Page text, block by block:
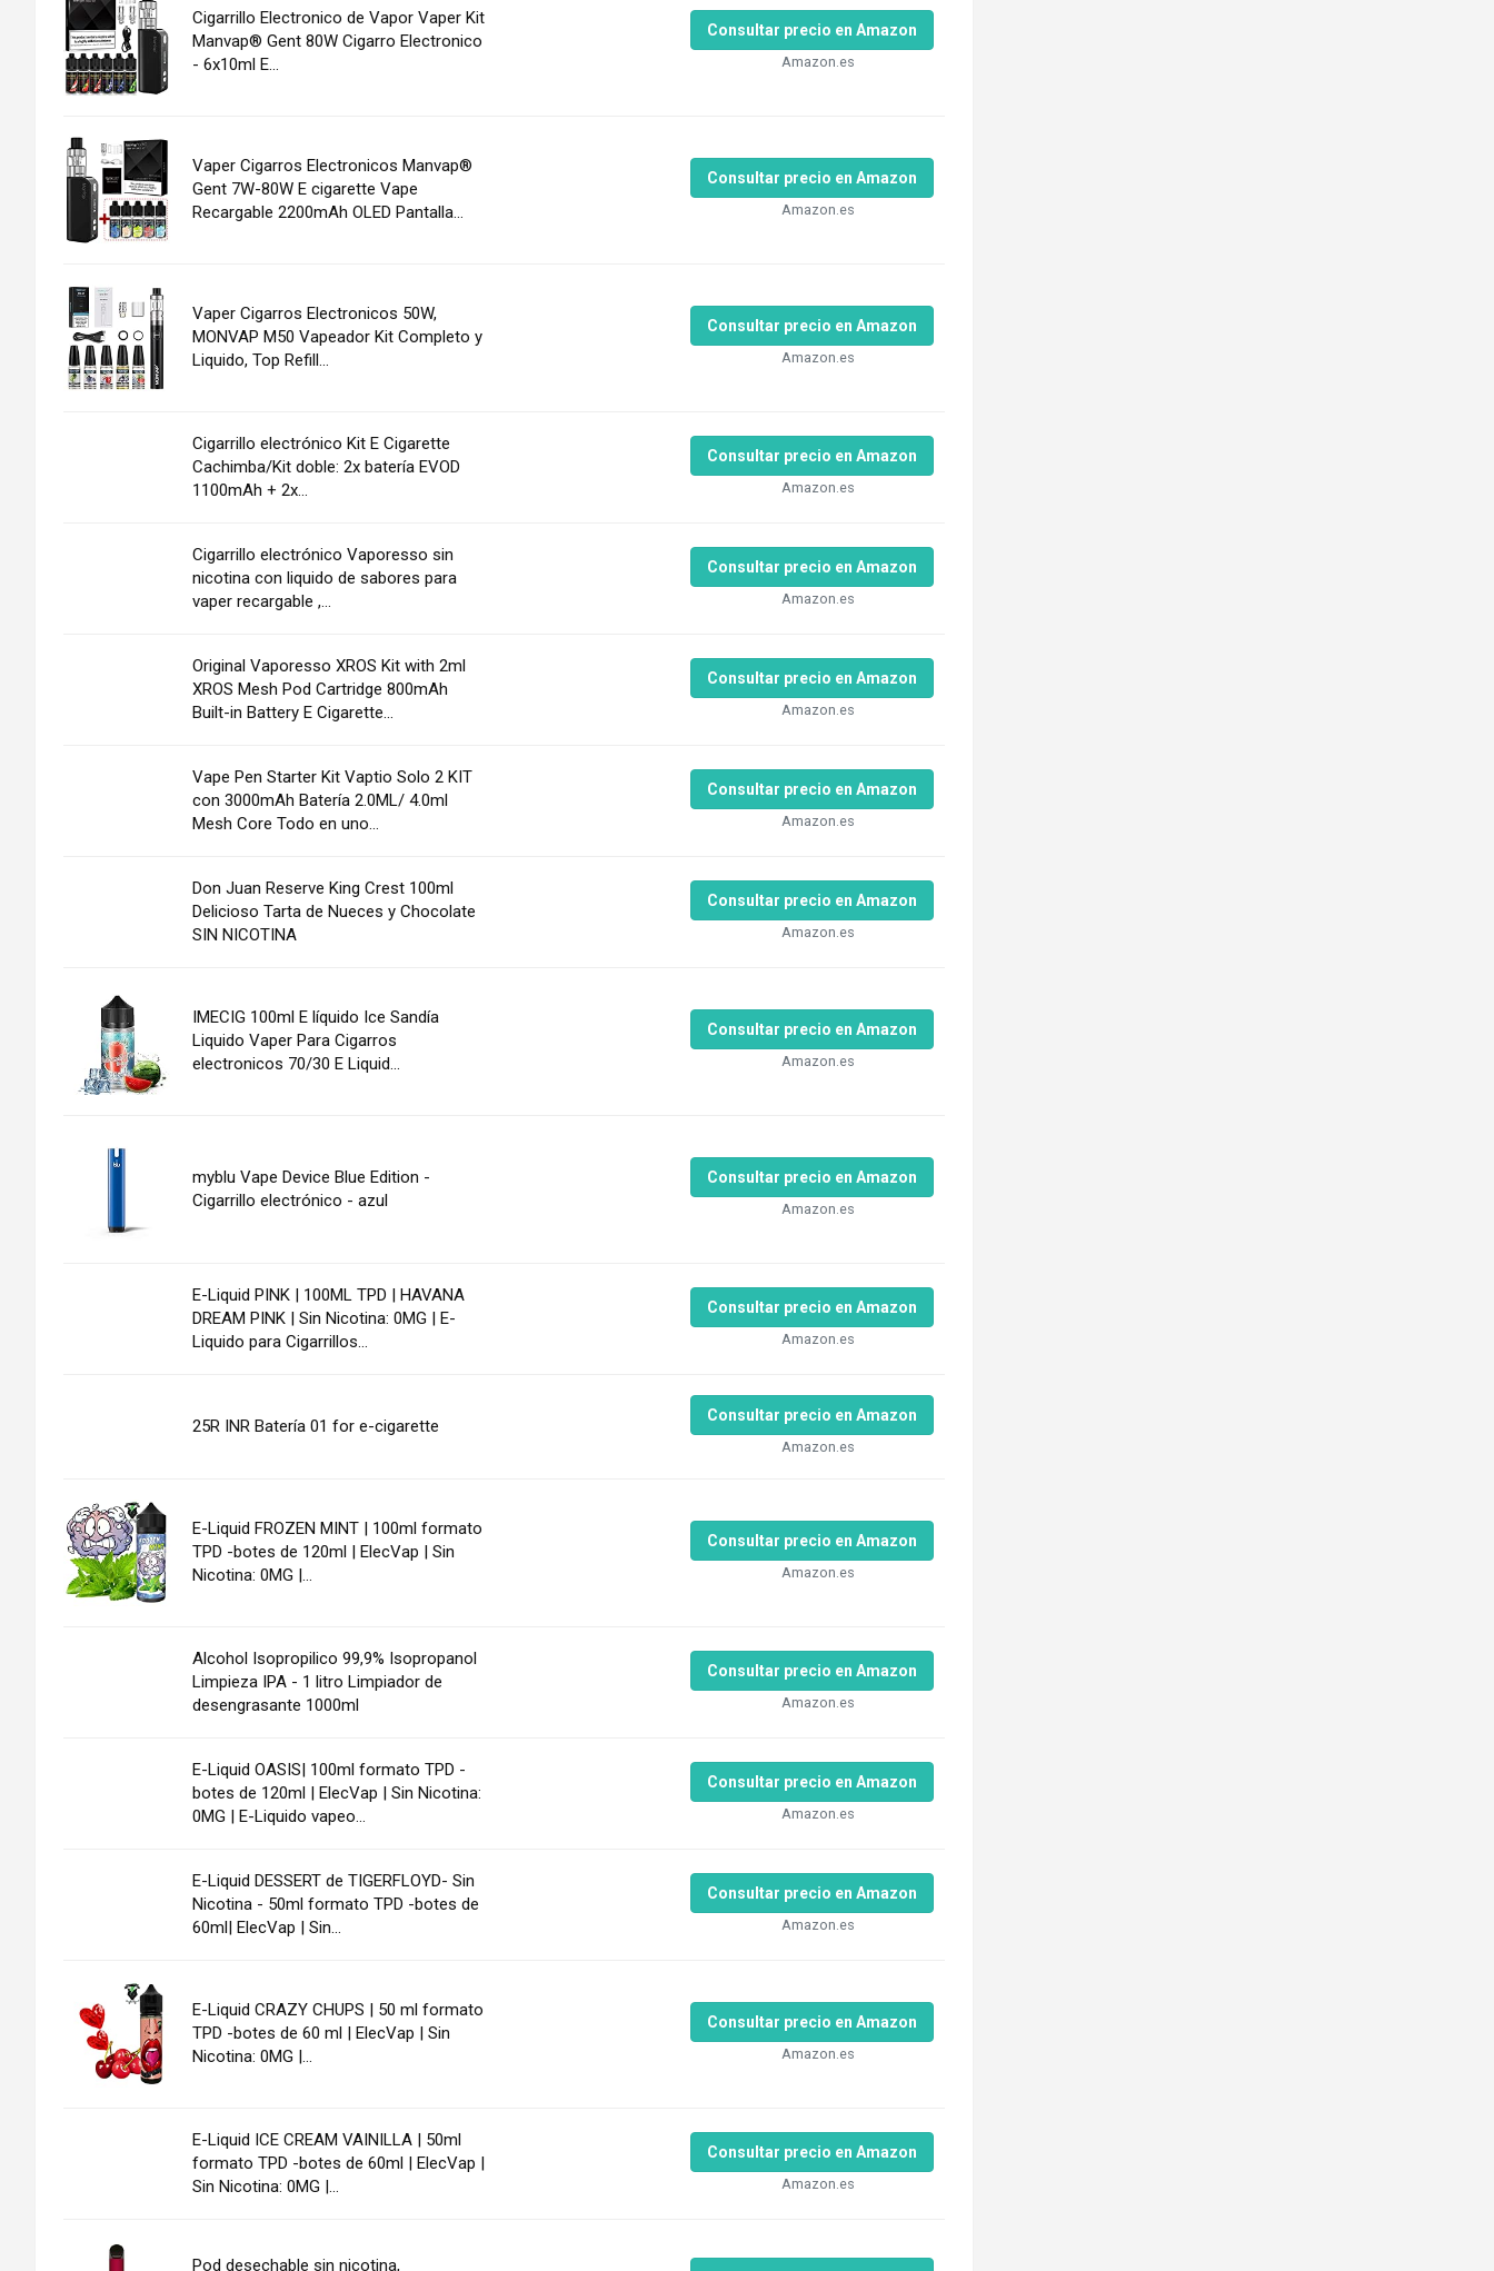
Cigarrillo Electronico de Vapor Vaper Kit
Manvap® Gent 80W Cigarro Electronico
- 6x10ml E...
Consultar precio en Amazon
Amazon.es
Vaper Cigarros Electronicos Manvap®
Gent 7W-80W E cigarette Vape
Recargable 2200mAh OLED Pantalla...
Consultar precio en Amazon
Amazon.es
Vaper Cigarros Electronicos 50W,
MONVAP M50 Vapeador Kit Completo y
Liquido, Top Refill...
Consultar precio en Amazon
Amazon.es
Cigarrillo electrónico Kit E Cigarette
Cachimba/Kit doble: 2x batería EVOD
1100mAh + 2x...
Consultar precio en Amazon
Amazon.es
Cigarrillo electrónico Vaporesso sin
nicotina con liquido de sabores para
vaper recargable ,...
Consultar precio en Amazon
Amazon.es
Original Vaporesso XROS Kit with 2ml
XROS Mesh Pod Cartridge 800mAh
Built-in Battery E Cigarette...
Consultar precio en Amazon
Amazon.es
Vape Pen Starter Kit Vaptio Solo 2 KIT
con 3000mAh Batería 2.0ML/ 4.0ml
Mesh Core Todo en uno...
Consultar precio en Amazon
Amazon.es
Don Juan Reserve King Crest 100ml
Delicioso Tarta de Nueces y Chocolate
SIN NICOTINA
Consultar precio en Amazon
Amazon.es
IMECIG 100ml E líquido Ice Sandía
Liquido Vaper Para Cigarros
electronicos 70/30 E Liquid...
Consultar precio en Amazon
Amazon.es
myblu Vape Device Blue Edition -
Cigarrillo electrónico - azul
Consultar precio en Amazon
Amazon.es
E-Liquid PINK | 100ML TPD | HAVANA
DREAM PINK | Sin Nicotina: 0MG | E-
Liquido para Cigarrillos...
Consultar precio en Amazon
Amazon.es
25R INR Batería 01 for e-cigarette
Consultar precio en Amazon
Amazon.es
E-Liquid FROZEN MINT | 100ml formato
TPD -botes de 120ml | ElecVap | Sin
Nicotina: 0MG |...
Consultar precio en Amazon
Amazon.es
Alcohol Isopropilico 99,9% Isopropanol
Limpieza IPA - 1 litro Limpiador de
desengrasante 1000ml
Consultar precio en Amazon
Amazon.es
E-Liquid OASIS| 100ml formato TPD -
botes de 120ml | ElecVap | Sin Nicotina:
0MG | E-Liquido vapeo...
Consultar precio en Amazon
Amazon.es
E-Liquid DESSERT de TIGERFLOYD- Sin
Nicotina - 50ml formato TPD -botes de
60ml| ElecVap | Sin...
Consultar precio en Amazon
Amazon.es
E-Liquid CRAZY CHUPS | 50 ml formato
TPD -botes de 60 ml | ElecVap | Sin
Nicotina: 0MG |...
Consultar precio en Amazon
Amazon.es
E-Liquid ICE CREAM VAINILLA | 50ml
formato TPD -botes de 60ml | ElecVap |
Sin Nicotina: 0MG |...
Consultar precio en Amazon
Amazon.es
Pod desechable sin nicotina,